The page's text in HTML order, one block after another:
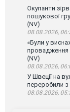
Окупанти
пошукової
(NV)
08.08.2026,
«Були у
провадження
(NV)
08.08.2026,
У Швеції на
переробили з
08.08.2026,